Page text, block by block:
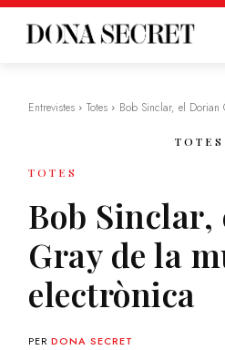
Entrevistes Totes Bob Sinclar, el Dorian
TOTES
TOTES
Bob
Gray de la
electrònica
PER DONA SECRET